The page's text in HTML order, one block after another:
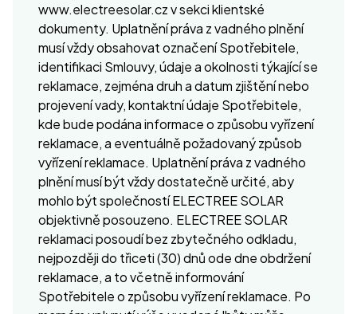
www.electreesolar.cz v sekci klientské
dokumenty. Uplatnění práva z vadného plnění
musí vždy obsahovat označení Spotřebitele,
identifikaci Smlouvy, údaje a okolnosti týkající se
reklamace, zejména druh a datum zjištění nebo
projevení vady, kontaktní údaje Spotřebitele,
kde bude podána informace o způsobu vyřízení
reklamace, a eventuálně požadovaný způsob
vyřízení reklamace. Uplatnění práva z vadného
plnění musí být vždy dostatečně určité, aby
mohlo být společností ELECTREE SOLAR
objektivně posouzeno. ELECTREE SOLAR
reklamaci posoudí bez zbytečného odkladu,
nejpozději do třiceti (30) dnů ode dne obdržení
reklamace, a to včetně informování
Spotřebitele o způsobu vyřízení reklamace. Po